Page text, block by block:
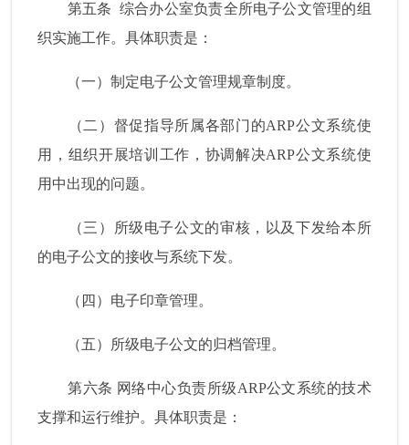
第五条 综合办公室负责全所电子公文管理的组
织实施工作。具体职责是：
（一）制定电子公文管理规章制度。
（二）督促指导所属各部门的ARP公文系统使
用，组织开展培训工作，协调解决ARP公文系统使
用中出现的问题。
（三）所级电子公文的审核，以及下发给本所
的电子公文的接收与系统下发。
（四）电子印章管理。
（五）所级电子公文的归档管理。
第六条 网络中心负责所级ARP公文系统的技术
支撑和运行维护。具体职责是：